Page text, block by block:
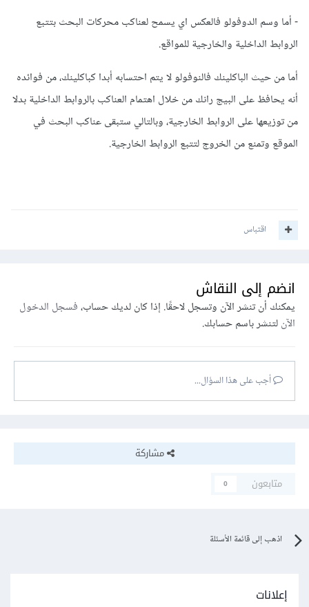
- أما وسم الدوفولو فالعكس اي يسمح لعناكب محركات البحث بتتبع
الروابط الداخلية والخارجية للمواقع.
أما من حيث الباكلينك فالنوفولو لا يتم احتسابه أبدا كباكلينك، من فوائده
أنه يحافظ على البيج رانك من خلال اهتمام العناكب بالروابط الداخلية بدلا
من توزيعها على الروابط الخارجية، وبالتالي ستبقى عناكب البحث في
الموقع وتمنع من الخروج لتتبع الروابط الخارجية.
اقتباس
انضم إلى النقاش
يمكنك أن تنشر الآن وتسجل لاحقًا. إذا كان لديك حساب،فسجل الدخول
الآنلتنشر باسم حسابك.
أجب على هذا السؤال...
مشاركة
متابعون
0
اذهب إلى قائمة الأسئلة
إعلانات